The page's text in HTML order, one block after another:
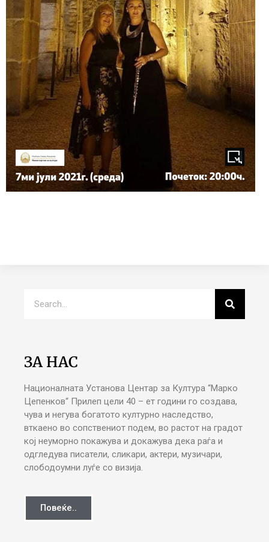
ЗА НАС
Националната Установа Центар за Култура “Марко
Цепенков“ Прилеп цели 40 – ет години го создава,
чува и негува богатото културно наследство,
вткаено во сопствениот подем, во растот на градот
кој неуморно покажува и докажува дека раѓа и
одгледува писатели, сликари, актери, музичари,
слободоумни луѓе со визија.
Повеќе..